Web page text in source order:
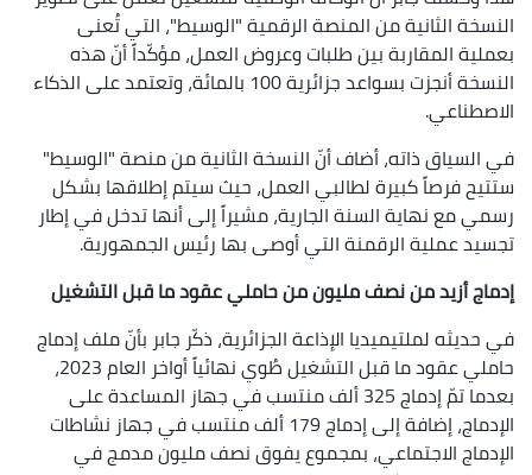
النسخة الثانية من المنصة الرقمية "الوسيط"، التي تُعنى
بعملية المقاربة بين طلبات وعروض العمل، مؤكّداً أنّ هذه
النسخة أنجزت بسواعد جزائرية 100 بالمائة، وتعتمد على الذكاء
الاصطناعي.
في السياق ذاته، أضاف أنّ النسخة الثانية من منصة "الوسيط"
ستتيح فرصاً كبيرة لطالبي العمل، حيث سيتم إطلاقها بشكل
رسمي مع نهاية السنة الجارية، مشيراً إلى أنها تدخل في إطار
تجسيد عملية الرقمنة التي أوصى بها رئيس الجمهورية.
إدماج أزيد من نصف مليون من حاملي عقود ما قبل التشغيل
في حديثه لملتيميديا الإذاعة الجزائرية، ذكّر جابر بأنّ ملف إدماج
حاملي عقود ما قبل التشغيل طُوي نهائياً أواخر العام 2023،
بعدما تمّ إدماج 325 ألف منتسب في جهاز المساعدة على
الإدماج، إضافة إلى إدماج 179 ألف منتسب في جهاز نشاطات
الإدماج الاجتماعي، بمجموع يفوق نصف مليون مدمج في